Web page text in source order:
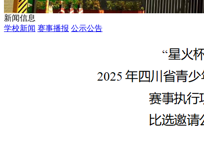
新闻信息
学校新闻 赛事播报 公示公告